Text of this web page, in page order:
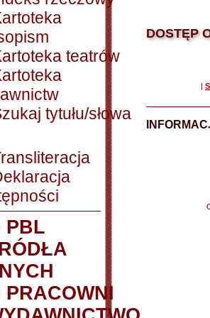
teatrów
tytułu/słowa
PBL
PRACOWNI
DOSTĘP
|